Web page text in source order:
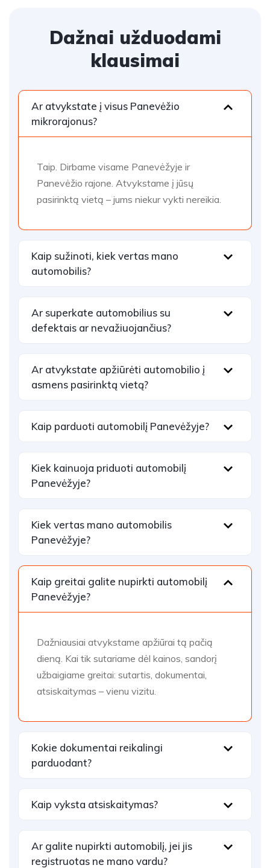
Dažnai užduodami
klausimai
Ar atvykstate į visus Panevėžio
mikrorajonus?
Taip. Dirbame visame Panevėžyje ir
Panevėžio rajone. Atvykstame į jūsų
pasirinktą vietą – jums niekur vykti nereikia.
Kaip sužinoti, kiek vertas mano
automobilis?
Ar superkate automobilius su
defektais ar nevažiuojančius?
Ar atvykstate apžiūrėti automobilio į
asmens pasirinktą vietą?
Kaip parduoti automobilį Panevėžyje?
Kiek kainuoja priduoti automobilį
Panevėžyje?
Kiek vertas mano automobilis
Panevėžyje?
Kaip greitai galite nupirkti automobilį
Panevėžyje?
Dažniausiai atvykstame apžiūrai tą pačią
dieną. Kai tik sutariame dėl kainos, sandorį
užbaigiame greitai: sutartis, dokumentai,
atsiskaitymas – vienu vizitu.
Kokie dokumentai reikalingi
parduodant?
Kaip vyksta atsiskaitymas?
Ar galite nupirkti automobilį, jei jis
registruotas ne mano vardu?